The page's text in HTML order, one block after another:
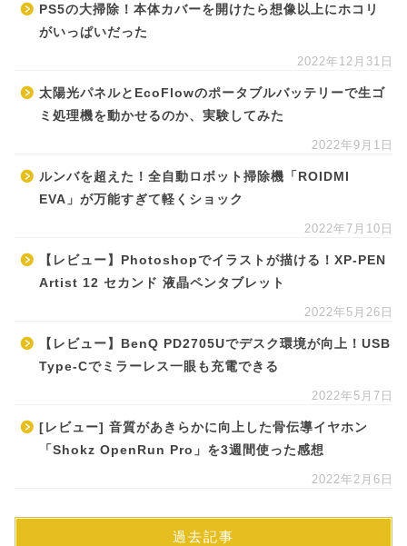
PS5の大掃除！本体カバーを開けたら想像以上にホコリ
がいっぱいだった
2022年12月31日
太陽光パネルとEcoFlowのポータブルバッテリーで生ゴ
ミ処理機を動かせるのか、実験してみた
2022年9月1日
ルンバを超えた！全自動ロボット掃除機「ROIDMI
EVA」が万能すぎて軽くショック
2022年7月10日
【レビュー】Photoshopでイラストが描ける！XP-PEN
Artist 12 セカンド 液晶ペンタブレット
2022年5月26日
【レビュー】BenQ PD2705Uでデスク環境が向上！USB
Type-Cでミラーレス一眼も充電できる
2022年5月7日
[レビュー] 音質があきらかに向上した骨伝導イヤホン
「Shokz OpenRun Pro」を3週間使った感想
2022年2月6日
過去記事